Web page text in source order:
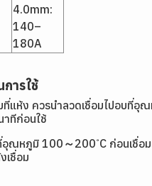
4.0mm:
140–
180A
การใช้
ที่แห้ง ควรนำลวดเชื่อมไปอบที่
าทีก่อนใช้
อุณหภูมิ 100～200 ํC ก่อนเชื่อ
เชื่อม